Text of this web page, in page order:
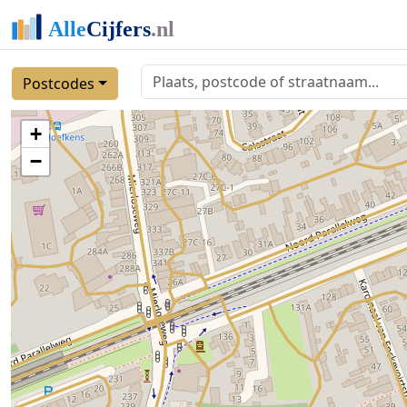
Postcodes
+
−